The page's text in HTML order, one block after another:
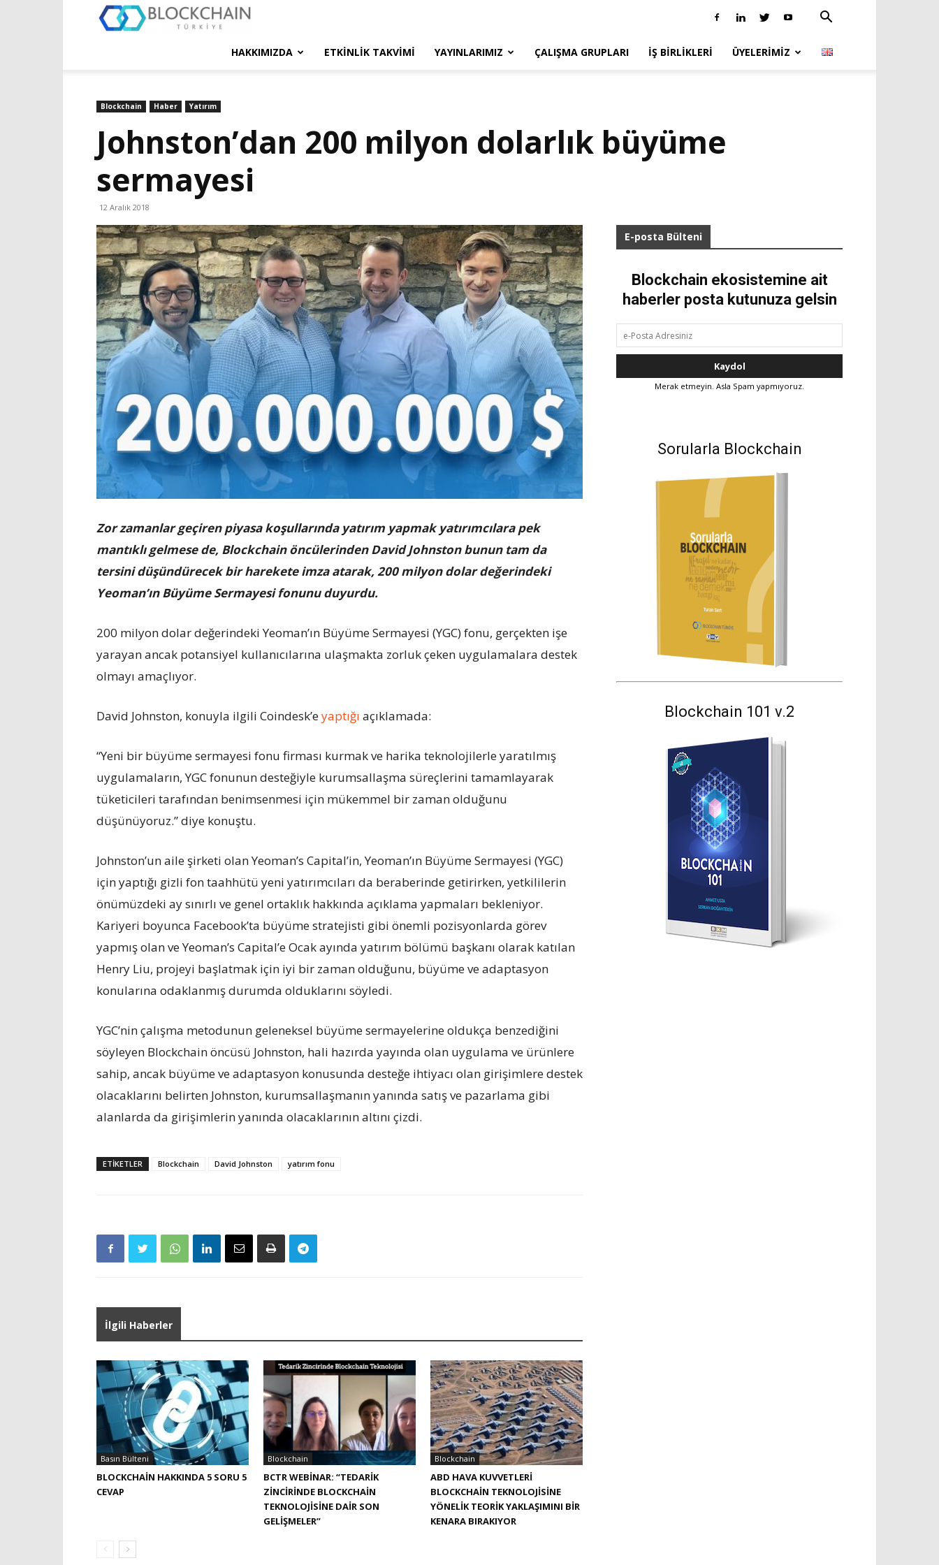
Türkiye
HAKKIMIZDA ETKINLIK TAKVIMI YAYINLARIMIZ ÇALIŞMA GRUPLARI İŞ BIRLIKLERI ÜYELERIMIZ
Blockchain Haber Yatırım
Johnston’dan 200 milyon dolarlık büyüme
sermayesi
12 Aralık 2018
Zor zamanlar geçiren piyasa koşullarında yatırım yapmak yatırımcılara pek
mantıklı gelmese de, Blockchain öncülerinden David Johnston bunun tam da
tersini düşündürecek bir harekete imza atarak, 200 milyon dolar değerindeki
Yeoman’ın Büyüme Sermayesi fonunu duyurdu.
200 milyon dolar değerindeki Yeoman’ın Büyüme Sermayesi (YGC) fonu, gerçekten işe
yarayan ancak potansiyel kullanıcılarına ulaşmakta zorluk çeken uygulamalara destek
olmayı amaçlıyor.
David Johnston, konuyla ilgili Coindesk’eyaptığı açıklamada:
“Yeni bir büyüme sermayesi fonu firması kurmak ve harika teknolojilerle yaratılmış
uygulamaların, YGC fonunun desteğiyle kurumsallaşma süreçlerini tamamlayarak
tüketicileri tarafından benimsenmesi için mükemmel bir zaman olduğunu
düşünüyoruz.” diye konuştu.
Johnston’un aile şirketi olan Yeoman’s Capital’in, Yeoman’ın Büyüme Sermayesi (YGC)
için yaptığı gizli fon taahhütü yeni yatırımcıları da beraberinde getirirken, yetkililerin
önümüzdeki ay sınırlı ve genel ortaklık hakkında açıklama yapmaları bekleniyor.
Kariyeri boyunca Facebook’ta büyüme stratejisti gibi önemli pozisyonlarda görev
yapmış olan ve Yeoman’s Capital’e Ocak ayında yatırım bölümü başkanı olarak katılan
Henry Liu, projeyi başlatmak için iyi bir zaman olduğunu, büyüme ve adaptasyon
konularına odaklanmış durumda olduklarını söyledi.
YGC’nin çalışma metodunun geleneksel büyüme sermayelerine oldukça benzediğini
söyleyen Blockchain öncüsü Johnston, hali hazırda yayında olan uygulama ve ürünlere
sahip, ancak büyüme ve adaptasyon konusunda desteğe ihtiyacı olan girişimlere destek
olacaklarını belirten Johnston, kurumsallaşmanın yanında satış ve pazarlama gibi
alanlarda da girişimlerin yanında olacaklarının altını çizdi.
ETIKETLER Blockchain David Johnston yatırım fonu
İlgili Haberler
Basın Bülteni
BLOCKCHAIN HAKKINDA 5 SORU 5
CEVAP
Blockchain
BCTR WEBINAR: “TEDARIK
ZINCIRINDE BLOCKCHAIN
TEKNOLOJISINE DAIR SON
GELIŞMELER”
Blockchain
ABD HAVA KUVVETLERI
BLOCKCHAIN TEKNOLOJISINE
YÖNELIK TEORIK YAKLAŞIMINI BIR
KENARA BIRAKIYOR
E-posta Bülteni
Blockchain ekosistemine ait
haberler posta kutunuza gelsin
Merak etmeyin. Asla Spam yapmıyoruz.
Sorularla Blockchain
Blockchain 101 v.2